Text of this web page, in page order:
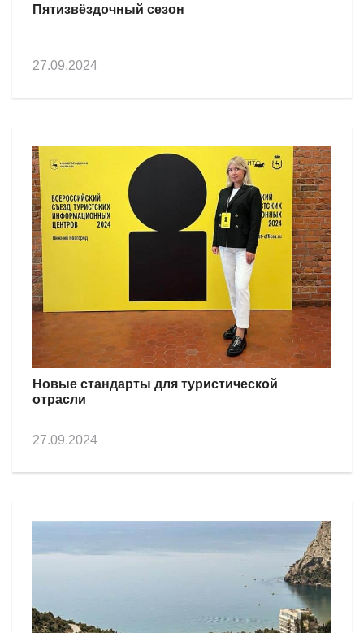
Пятизвёздочный сезон
27.09.2024
Новые стандарты для туристической
отрасли
27.09.2024